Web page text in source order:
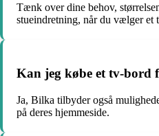
Tænk over dine behov,
stueindretning, når du vælger et
Kan jeg købe et tv-bord
Ja, Bilka tilbyder også
på deres hjemmeside.